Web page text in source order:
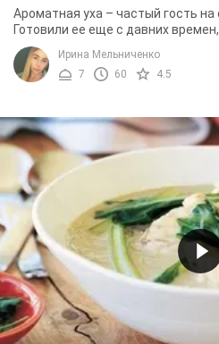
Ароматная уха – частый гость
Готовили ее еще с давних
сорта свежей рыбы. Последнее
Ирина Мельниченко
7
60 4.5